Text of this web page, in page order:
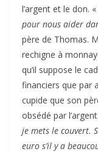
l’argent et le don. «
pour nous aider
père de Thomas.
rechigne à
qu’il suppose le
financiers que par
cupide que son
obsédé par
je mets le couvert.
euro s’il y a